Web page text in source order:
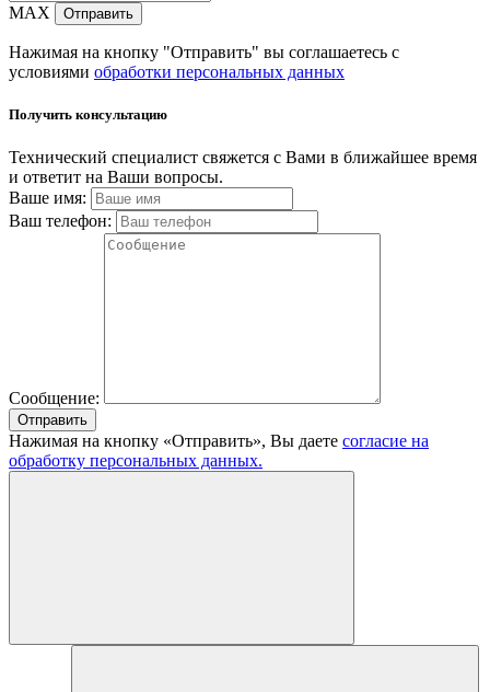
MAX
Отправить
Нажимая на кнопку "Отправить" вы соглашаетесь с
условиями обработки персональных данных
Получить консультацию
Технический специалист свяжется с Вами в ближайшее время
и ответит на Ваши вопросы.
Ваше имя:
Ваш телефон:
Сообщение:
Отправить
Нажимая на кнопку «Отправить», Вы даете согласие на
обработку персональных данных.